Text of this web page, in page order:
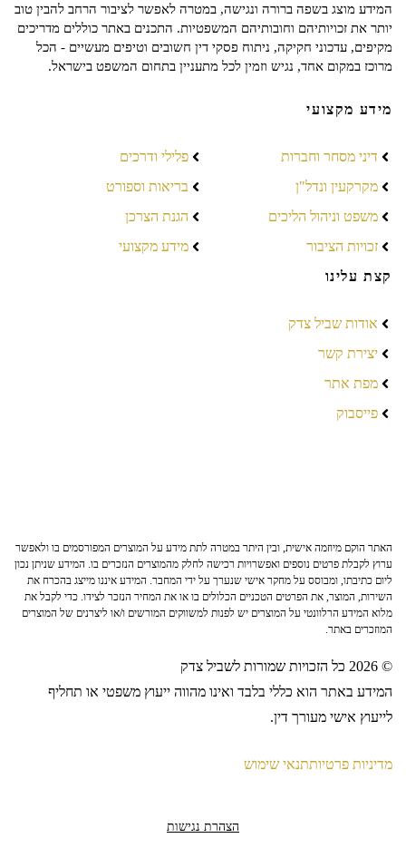
המידע מוצג בשפה ברורה ונגישה, במטרה לאפשר לציבור הרחב להבין טוב
יותר את זכויותיהם וחובותיהם המשפטיות. התכנים באתר כוללים מדריכים
מקיפים, עדכוני חקיקה, ניתוח פסקי דין חשובים וטיפים מעשיים - הכל
מרוכז במקום אחד, נגיש וזמין לכל מתעניין בתחום המשפט בישראל.
מידע מקצועי
דיני מסחר וחברות
מקרקעין ונדל"ן
משפט וניהול הליכים
זכויות הציבור
פלילי ודרכים
בריאות וספורט
הגנת הצרכן
מידע מקצועי
קצת עלינו
אודות שביל צדק
יצירת קשר
מפת אתר
פייסבוק
האתר הוקם מיוזמה אישית, ובין היתר במטרה לתת מידע על המוצרים המפורסמים בו ולאפשר
ערוץ לקבלת פרטים נוספים ואפשרויות רכישה לחלק מהמוצרים הנזכרים בו. המידע שניתן נכון
ליום כתיבתו, ומבוסס על מחקר אישי שנערך על ידי המחבר. המידע איננו מייצג בהכרח את
השירות, המוצר, את הפרטים הטכניים הכלולים בו או את המחיר הנזכר לצידו. כדי לקבל את
מלוא המידע הרלוונטי על המוצרים יש לפנות למשווקים המורשים ו/או ליצרנים של המוצרים
המוזכרים באתר.
© 2026 כל הזכויות שמורות לשביל צדק
המידע באתר הוא כללי בלבד ואינו מהווה ייעוץ משפטי או תחליף
לייעוץ אישי מעורך דין.
מדיניות פרטיותתנאי שימוש
הצהרת נגישות